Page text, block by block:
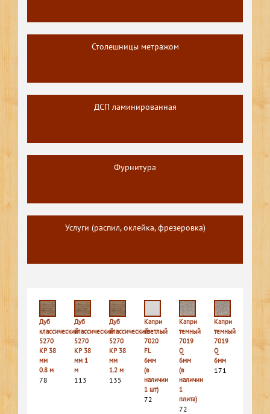
Столешницы метражом
ДСП ламинированная
Фурнитура
Услуги (распил, оклейка, фрезеровка)
Дуб
классический
5270
КР 38
мм
0.8 м
78
Дуб
классический
5270
КР 38
мм 1
м
113
Дуб
классический
5270
КР 38
мм
1.2 м
135
Капри
светлый
7020
FL
6мм
(в
наличии
1 шт)
72
Капри
темный
7019
Q
6мм
(в
наличии
1
плита)
72
Капри
темный
7019
Q
6мм
171